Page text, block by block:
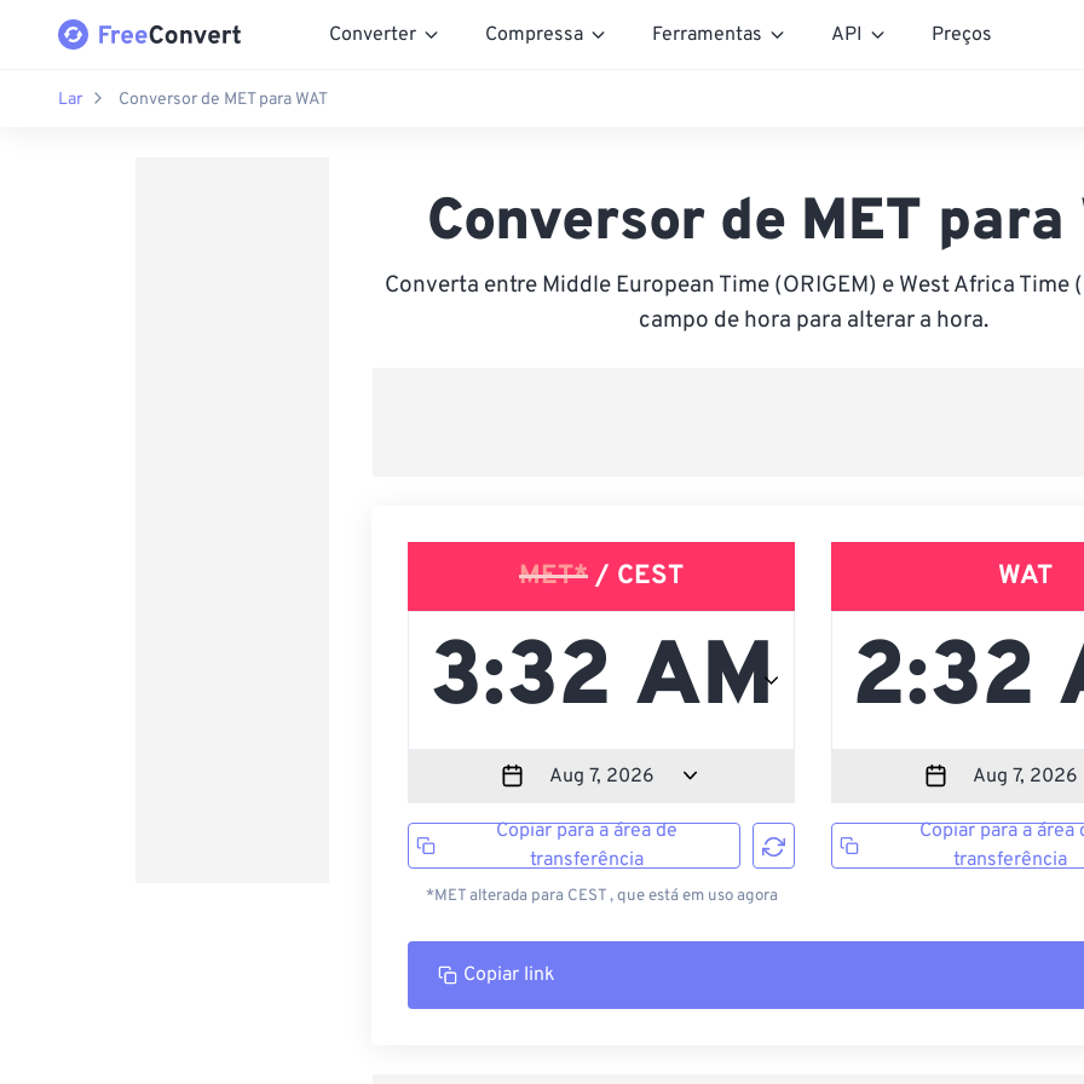
Converter Compressa Ferramentas API Preços
Lar Conversor de MET para WAT
Conversor de MET para
Converta entre Middle European Time (ORIGEM) e West Africa Time
campo de hora para alterar a hora.
MET* / CEST
Copiar para a área de
transferência
*MET alterada para CEST , que está em uso agora
WAT
Copiar para a área
transferência
Copiar link